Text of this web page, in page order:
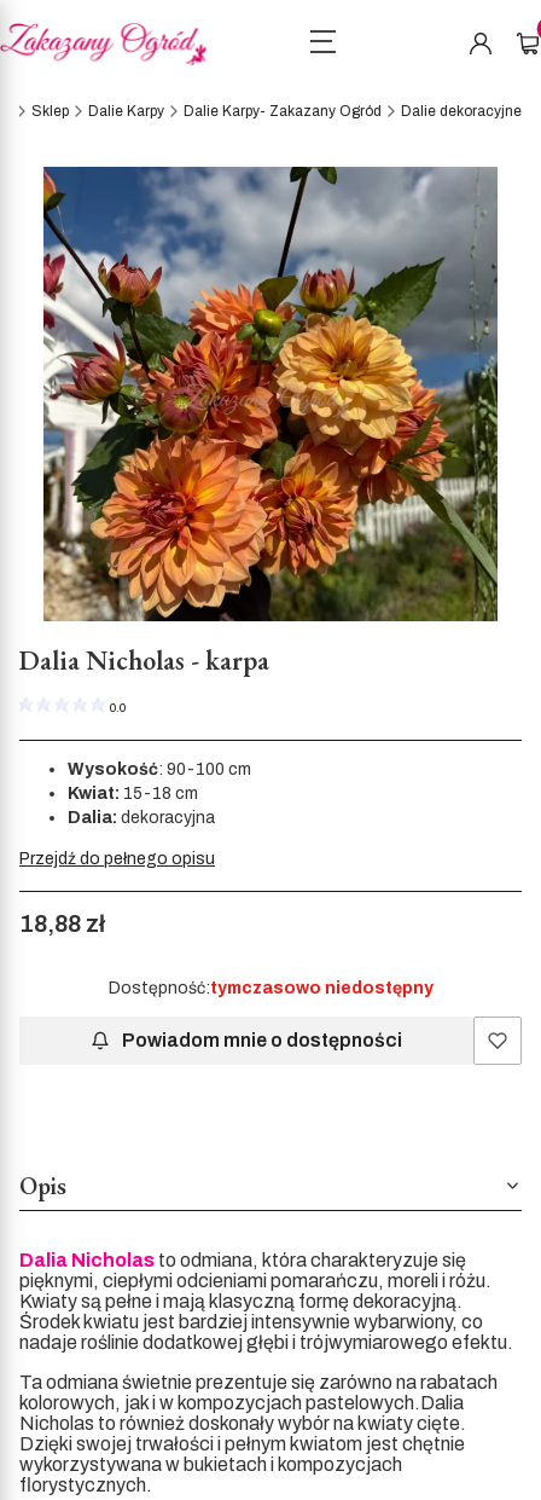
Sklep Dalie Karpy Dalie Karpy- Zakazany Ogród Dalie dekoracyjne
Dalia Nicholas - karpa
0.0
Wysokość: 90-100 cm
Kwiat: 15-18 cm
Dalia: dekoracyjna
Przejdź do pełnego opisu
Cena
18,88 zł
Dostępność:tymczasowo niedostępny
Powiadom mnie o dostępności
Opis
Dalia Nicholas to odmiana, która charakteryzuje się
pięknymi, ciepłymi odcieniami pomarańczu, moreli i różu.
Kwiaty są pełne i mają klasyczną formę dekoracyjną.
Środek kwiatu jest bardziej intensywnie wybarwiony, co
nadaje roślinie dodatkowej głębi i trójwymiarowego efektu.
Ta odmiana świetnie prezentuje się zarówno na rabatach
kolorowych, jak i w kompozycjach pastelowych.Dalia
Nicholas to również doskonały wybór na kwiaty cięte.
Dzięki swojej trwałości i pełnym kwiatom jest chętnie
wykorzystywana w bukietach i kompozycjach
florystycznych.